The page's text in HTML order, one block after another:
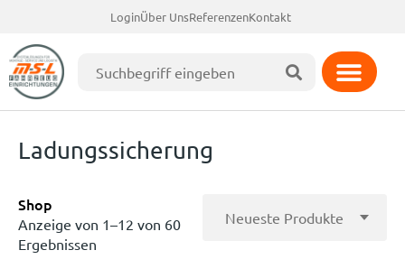
LoginÜber UnsReferenzenKontakt
Ladungssicherung
Shop
Anzeige von 1–12 von 60
Ergebnissen